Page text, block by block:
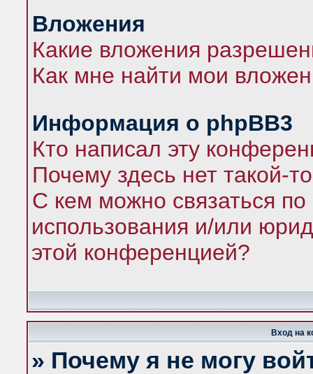
Вложения
Какие вложения
Как мне найти мои
Информация о phpBB3
Кто написал эту
Почему здесь нет такой-
С кем можно связаться по
использования и/или
этой конференцией?
Вход на
» Почему я не могу